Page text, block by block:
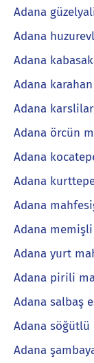
Adana
Adana
Adana
Adana
Adana
Adana örcün
Adana
Adana
Adana
Adana memişli
Adana yurt
Adana pirili
Adana salbaş
Adana söğütlü
Adana